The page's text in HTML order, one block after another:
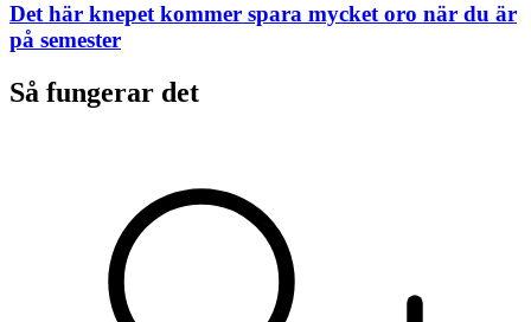
Det här knepet kommer spara mycket oro när du är
på semester
Så fungerar det